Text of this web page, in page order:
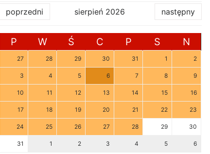
poprzedni sierpień 2026 następny
P W Ś C P S N
27 28 29 30 31 1 2
3 4 5 6 7 8 9
10 11 12 13 14 15 16
17 18 19 20 21 22 23
24 25 26 27 28 29 30
31 1 2 3 4 5 6